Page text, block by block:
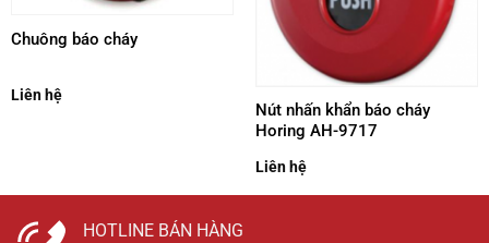
Chuông báo cháy
Liên hệ
Nút nhấn khẩn báo cháy
Horing AH-9717
Liên hệ
HOTLINE BÁN HÀNG